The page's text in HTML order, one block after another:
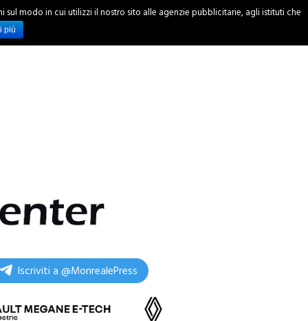
INCHIESTE
Iscriviti a @MonrealePress
modo in cui utilizzi il nostro sito alle agenzie pubblicitarie, agli istituti che
più